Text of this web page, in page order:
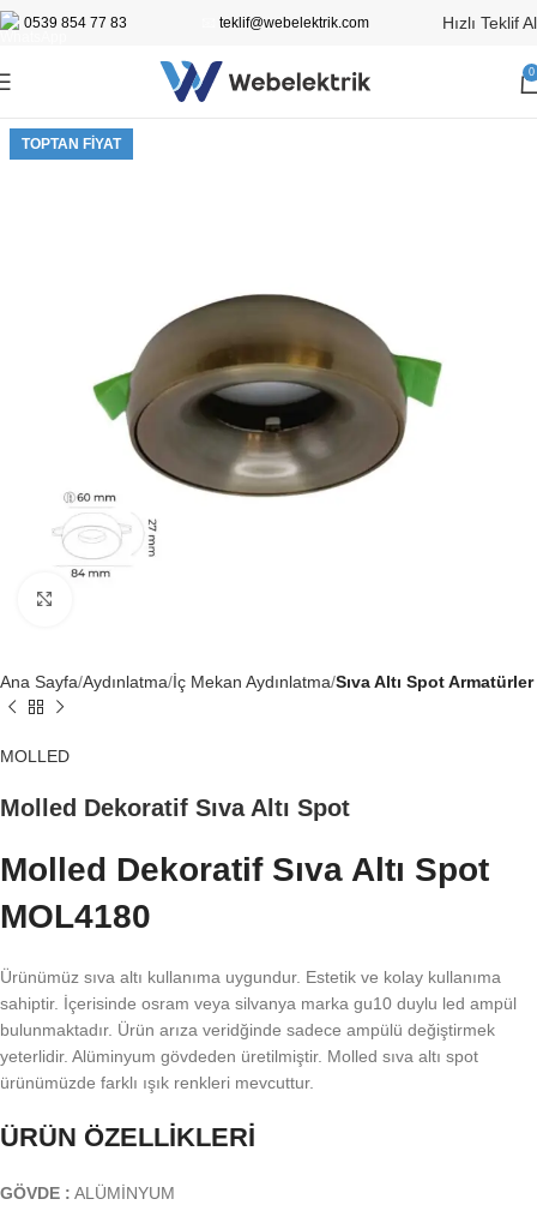
0539 854 77 83 teklif@webelektrik.com Hızlı Teklif Al
0
TOPTAN FIYAT
Ana Sayfa Aydınlatma İç Mekan Aydınlatma Sıva Altı Spot Armatürler
MOLLED
Molled Dekoratif Sıva Altı Spot
Molled Dekoratif Sıva Altı Spot
MOL4180
Ürünümüz sıva altı kullanıma uygundur. Estetik ve kolay kullanıma
sahiptir. İçerisinde osram veya silvanya marka gu10 duylu led ampül
bulunmaktadır. Ürün arıza veridğinde sadece ampülü değiştirmek
yeterlidir. Alüminyum gövdeden üretilmiştir. Molled sıva altı spot
ürünümüzde farklı ışık renkleri mevcuttur.
ÜRÜN ÖZELLİKLERİ
GÖVDE : ALÜMİNYUM